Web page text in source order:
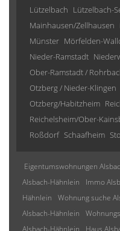
Lützelbach Lützelbach-
Mainhausen/Zellhausen
Münster Mörfelden-
Nieder-Ramstadt
Ober-Ramstadt /
Otzberg / Nieder-Klingen
Otzberg/Habitzheim
Reichelsheim/Ober-
Roßdorf Schaafheim
Eigentumswohnungen
Alsbach-Hähnlein
Immo
Hähnlein
Wohnung suche
Alsbach-Hähnlein
Alsbach-Hähnlein
Haus